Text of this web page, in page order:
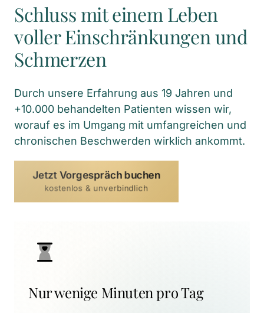
Schluss mit einem Leben
voller Einschränkungen und
Schmerzen
Durch unsere Erfahrung aus 19 Jahren und
+10.000 behandelten Patienten wissen wir,
worauf es im Umgang mit umfangreichen und
chronischen Beschwerden wirklich ankommt.
Jetzt Vorgespräch buchen
kostenlos & unverbindlich
Nur wenige Minuten pro Tag